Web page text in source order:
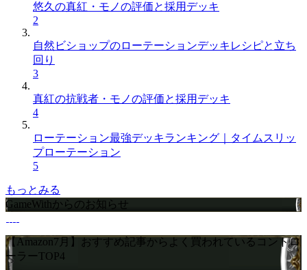
悠久の真紅・モノの評価と採用デッキ
2
自然ビショップのローテーションデッキレシピと立ち
回り
3
真紅の抗戦者・モノの評価と採用デッキ
4
ローテーション最強デッキランキング｜タイムスリッ
プローテーション
5
もっとみる
GameWithからのお知らせ
【Amazon7月】おすすめ記事からよく買われているコントロ
ーラーTOP4